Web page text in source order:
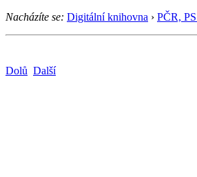
Nacházíte se: Digitální knihovna › PČR,
Dolů Další